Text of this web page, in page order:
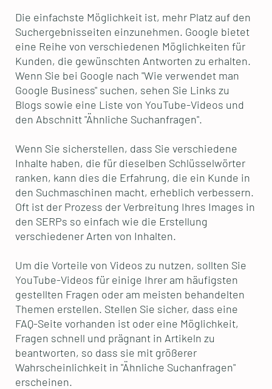
Die einfachste Möglichkeit ist, mehr Platz auf den
Suchergebnisseiten einzunehmen. Google bietet
eine Reihe von verschiedenen Möglichkeiten für
Kunden, die gewünschten Antworten zu erhalten.
Wenn Sie bei Google nach "Wie verwendet man
Google Business" suchen, sehen Sie Links zu
Blogs sowie eine Liste von YouTube-Videos und
den Abschnitt "Ähnliche Suchanfragen".
Wenn Sie sicherstellen, dass Sie verschiedene
Inhalte haben, die für dieselben Schlüsselwörter
ranken, kann dies die Erfahrung, die ein Kunde in
den Suchmaschinen macht, erheblich verbessern.
Oft ist der Prozess der Verbreitung Ihres Images in
den SERPs so einfach wie die Erstellung
verschiedener Arten von Inhalten.
Um die Vorteile von Videos zu nutzen, sollten Sie
YouTube-Videos für einige Ihrer am häufigsten
gestellten Fragen oder am meisten behandelten
Themen erstellen. Stellen Sie sicher, dass eine
FAQ-Seite vorhanden ist oder eine Möglichkeit,
Fragen schnell und prägnant in Artikeln zu
beantworten, so dass sie mit größerer
Wahrscheinlichkeit in "Ähnliche Suchanfragen"
erscheinen.